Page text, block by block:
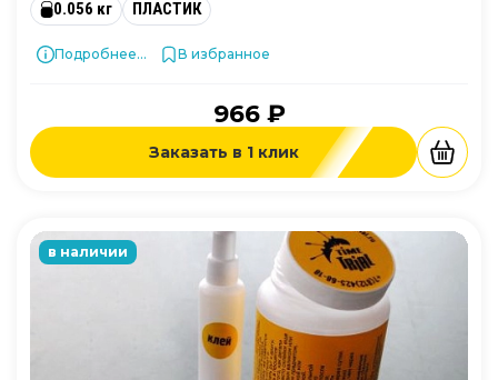
0.056 кг ПЛАСТИК
Подробнее... В избранное
966 ₽
Заказать в 1 клик
в наличии